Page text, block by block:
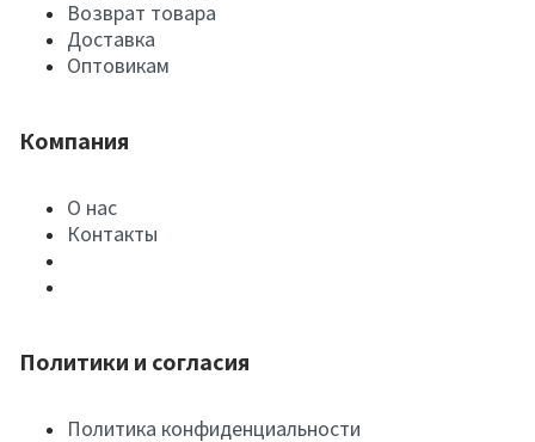
Возврат товара
Доставка
Оптовикам
Компания
О нас
Контакты
Политики и согласия
Политика конфиденциальности